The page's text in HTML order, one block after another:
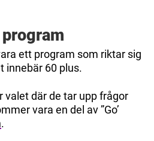
program
ett program som riktar sig
innebär 60 plus.
valet där de tar upp frågor
vara en del av ”Go’
.